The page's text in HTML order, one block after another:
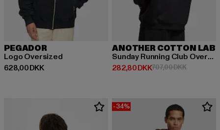
PEGADOR
Logo Oversized
628,00 DKK
Nuværende pris: 628,00 DKK
ANOTHER COTTON LAB
Sunday Running Club Oversized
282,80 DKK
Nuværende pris: 282,80 DKK
707,00 DKK
-34%